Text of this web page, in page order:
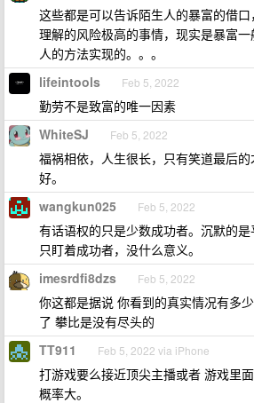
这些都是可以告诉陌生人的暴富的借
理解的风险极高的事情，现实是暴富
人的方法实现的。。。
lifeintools Feb 5, 2022
勤劳不是致富的唯一因素
WhiteSJ Feb 5, 2022
福祸相依，人生很长，只有笑道最后
好。
wangkun025 Feb 5, 2022
有话语权的只是少数成功者。沉默的是
只盯着成功者，没什么意义。
imesrdfi8dzs Feb 5, 2022
你这都是据说 你看到的真实情况有多
了 攀比是没有尽头的
TT911 Feb 5, 2022 via iPhone
打游戏要么接近顶尖主播或者 游戏里
概率大。